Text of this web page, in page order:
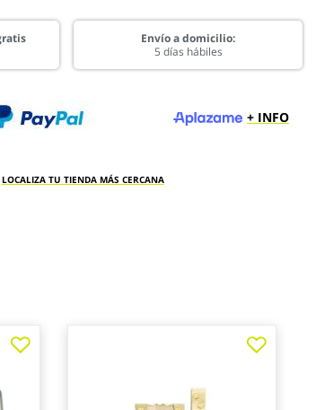
Envío a domicilio:
5 días hábiles
+ INFO
LOCALIZA TU TIENDA MÁS CERCANA